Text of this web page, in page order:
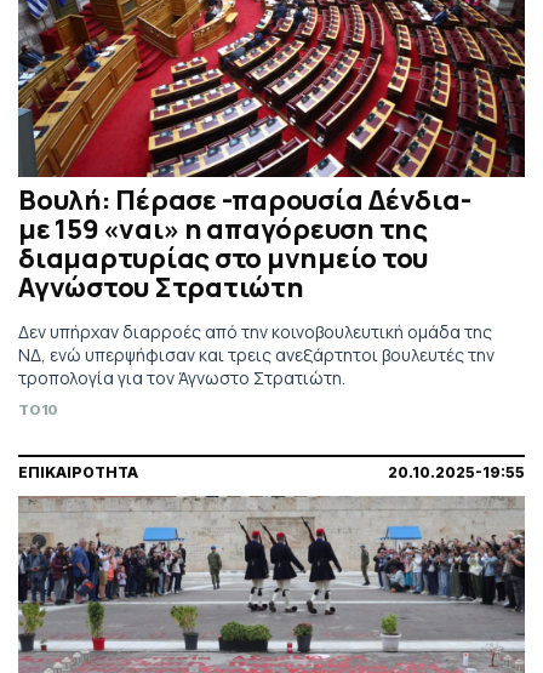
Βουλή: Πέρασε -παρουσία Δένδια-
με 159 «ναι» η απαγόρευση της
διαμαρτυρίας στο μνημείο του
Αγνώστου Στρατιώτη
Δεν υπήρχαν διαρροές από την κοινοβουλευτική ομάδα της
ΝΔ, ενώ υπερψήφισαν και τρεις ανεξάρτητοι βουλευτές την
τροπολογία για τον Άγνωστο Στρατιώτη.
TO10
ΕΠΙΚΑΙΡΟΤΗΤΑ 20.10.2025-19:55